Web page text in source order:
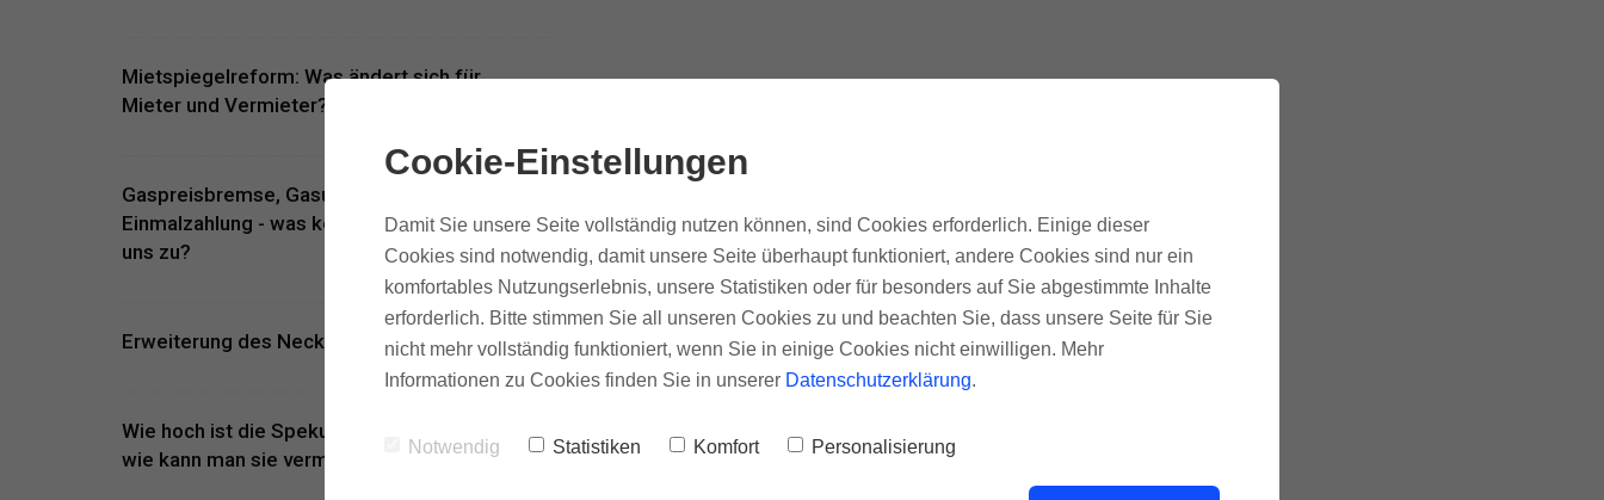
Mietspiegelreform: Was ändert sich für
Mieter und Vermieter?
Gaspreisbremse, Gasumlage,
Einmalzahlung - was kommt jetzt auf
uns zu?
Erweiterung des Neckarpark Stuttgart
Wie hoch ist die Spekulationssteuer und
wie kann man sie vermeiden?
Cookie-Einstellungen
Damit Sie unsere Seite vollständig nutzen können, sind Cookies erforderlich. Einige dieser
Cookies sind notwendig, damit unsere Seite überhaupt funktioniert, andere Cookies sind nur ein
komfortables Nutzungserlebnis, unsere Statistiken oder für besonders auf Sie abgestimmte Inhalte
erforderlich. Bitte stimmen Sie all unseren Cookies zu und beachten Sie, dass unsere Seite für Sie
nicht mehr vollständig funktioniert, wenn Sie in einige Cookies nicht einwilligen. Mehr
Informationen zu Cookies finden Sie in unserer Datenschutzerklärung.
Notwendig Statistiken Komfort Personalisierung